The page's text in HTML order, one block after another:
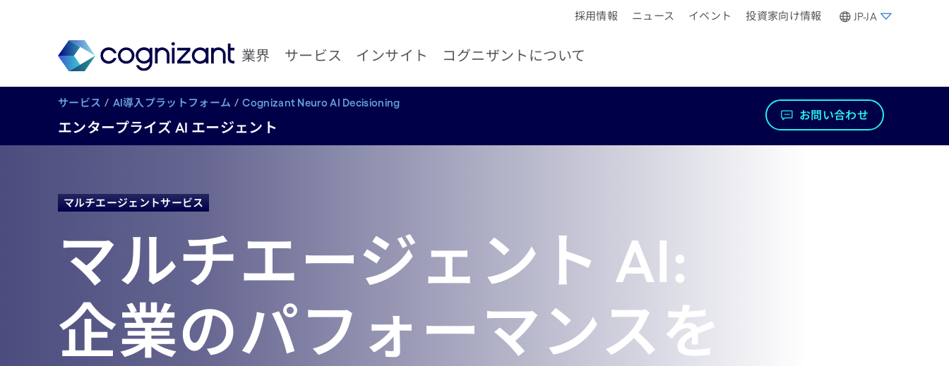
採用情報 ニュース イベント 投資家向け情報 JP-JA
業界 サービス インサイト コグニザントについて
サービス AI導入プラットフォーム Cognizant Neuro AI Decisioning
エンタープライズ AI エージェント
お問い合わせ
マルチエージェントサービス
マルチエージェント AI:
企業のパフォーマンスを